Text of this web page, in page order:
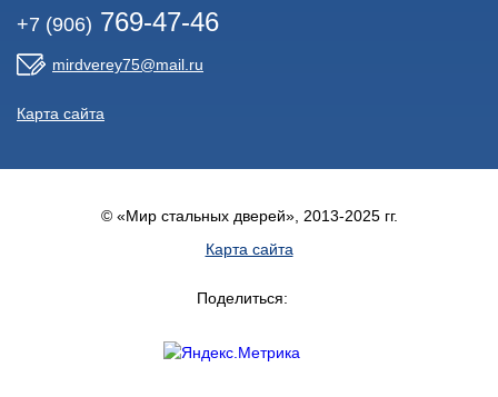
+7 (906) 769-47-46
mirdverey75@mail.ru
Карта сайта
© «Мир стальных дверей», 2013-2025 гг.
Карта сайта
Поделиться: